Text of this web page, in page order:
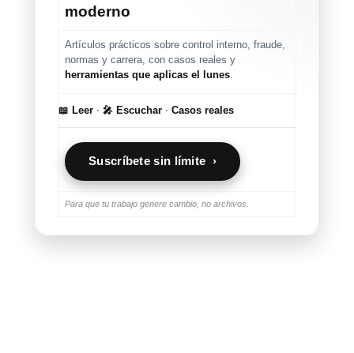
moderno
Artículos prácticos sobre control interno, fraude,
normas y carrera, con casos reales y
herramientas que aplicas el lunes.
📖 Leer · 🎤 Escuchar · Casos reales
Suscríbete sin límite ›
Para que tu trabajo genere cambio, no archivos.